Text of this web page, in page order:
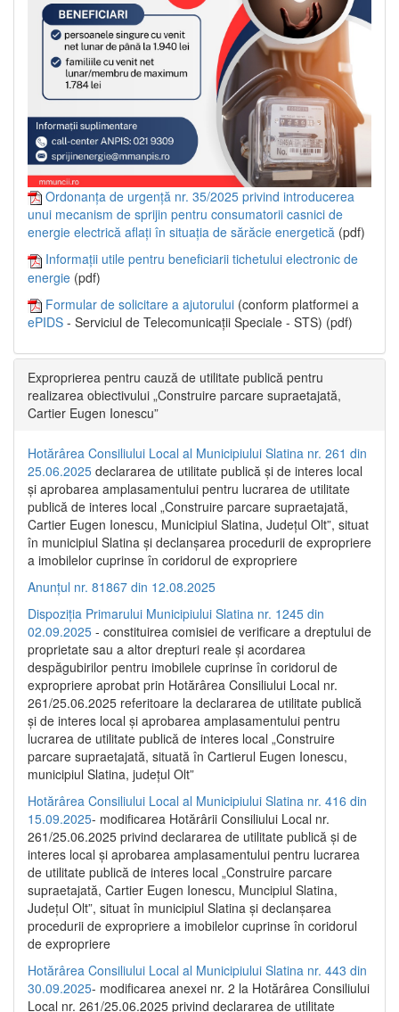
Ordonanța de urgență nr. 35/2025 privind introducerea
unui mecanism de sprijin pentru consumatorii casnici de
energie electrică aflați în situația de sărăcie energetică (pdf)
Informații utile pentru beneficiarii tichetului electronic de
energie (pdf)
Formular de solicitare a ajutorului (conform platformei a
ePIDS - Serviciul de Telecomunicații Speciale - STS) (pdf)
Exproprierea pentru cauză de utilitate publică pentru
realizarea obiectivului „Construire parcare supraetajată,
Cartier Eugen Ionescu”
Hotărârea Consiliului Local al Municipiului Slatina nr. 261 din
25.06.2025 declararea de utilitate publică și de interes local
și aprobarea amplasamentului pentru lucrarea de utilitate
publică de interes local „Construire parcare supraetajată,
Cartier Eugen Ionescu, Municipiul Slatina, Județul Olt”, situat
în municipiul Slatina și declanșarea procedurii de expropriere
a imobilelor cuprinse în coridorul de expropriere
Anunțul nr. 81867 din 12.08.2025
Dispoziția Primarului Municipiului Slatina nr. 1245 din
02.09.2025 - constituirea comisiei de verificare a dreptului de
proprietate sau a altor drepturi reale și acordarea
despăgubirilor pentru imobilele cuprinse în coridorul de
expropriere aprobat prin Hotărârea Consiliului Local nr.
261/25.06.2025 referitoare la declararea de utilitate publică
și de interes local și aprobarea amplasamentului pentru
lucrarea de utilitate publică de interes local „Construire
parcare supraetajată, situată în Cartierul Eugen Ionescu,
municipiul Slatina, județul Olt”
Hotărârea Consiliului Local al Municipiului Slatina nr. 416 din
15.09.2025- modificarea Hotărârii Consiliului Local nr.
261/25.06.2025 privind declararea de utilitate publică și de
interes local și aprobarea amplasamentului pentru lucrarea
de utilitate publică de interes local „Construire parcare
supraetajată, Cartier Eugen Ionescu, Muncipiul Slatina,
Județul Olt”, situat în municipiul Slatina și declanșarea
procedurii de expropriere a imobilelor cuprinse în coridorul
de expropriere
Hotărârea Consiliului Local al Municipiului Slatina nr. 443 din
30.09.2025- modificarea anexei nr. 2 la Hotărârea Consiliului
Local nr. 261/25.06.2025 privind declararea de utilitate